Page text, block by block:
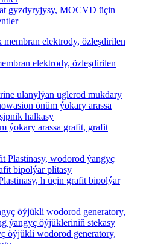
gyzdyryjysy, MOCVD üçin
elektrody, özleşdirilen
ýokary arassa grafit, grafit
h üçin grafit bipolýar
öýjükli wodorod generatory,